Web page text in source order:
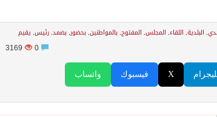
, البلدية, اللقاء, المجلس, المفتوح,بالمواطنين,بحضور,بضمد,رئيس, يقيم
0
3169
واتساب فيسبوك X